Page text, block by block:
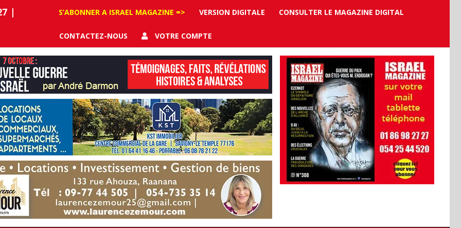
|
S’ABONNER A ISRAEL MAGAZINE => VERSION DIGITALE CONSULTER LE MAGAZINE DIGITAL
CONTACTEZ-NOUS VOTRE COMPTE